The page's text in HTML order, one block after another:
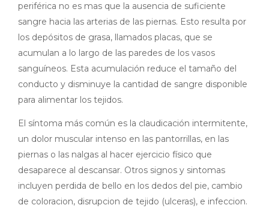
periférica no es mas que la ausencia de suficiente
sangre hacia las arterias de las piernas. Esto resulta por
los depósitos de grasa, llamados placas, que se
acumulan a lo largo de las paredes de los vasos
sanguíneos. Esta acumulación reduce el tamaño del
conducto y disminuye la cantidad de sangre disponible
para alimentar los tejidos.
El síntoma más común es la claudicación intermitente,
un dolor muscular intenso en las pantorrillas, en las
piernas o las nalgas al hacer ejercicio físico que
desaparece al descansar. Otros signos y sintomas
incluyen perdida de bello en los dedos del pie, cambio
de coloracion, disrupcion de tejido (ulceras), e infeccion.